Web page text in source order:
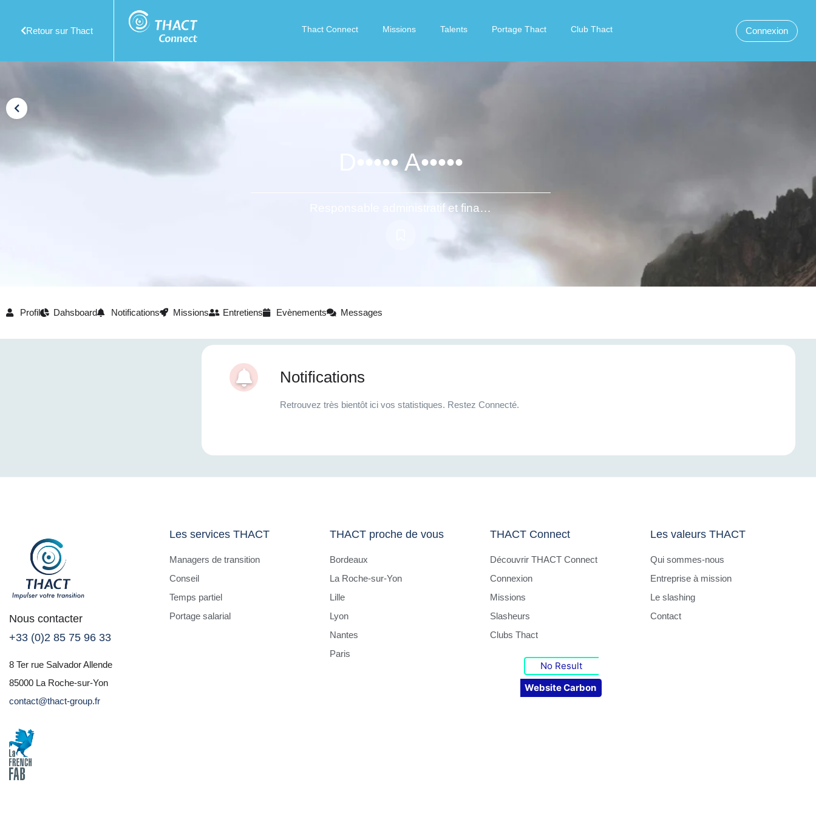
Retour sur Thact Thact Connect Missions Talents Portage Thact Club Thact Connexion
D••••• A•••••
Responsable administratif et financier / Responsable des fonctions supports
Profil Dahsboard Notifications Missions Entretiens Evènements Messages
Notifications
Retrouvez très bientôt ici vos statistiques. Restez Connecté.
Nous contacter
+33 (0)2 85 75 96 33
8 Ter rue Salvador Allende
85000 La Roche-sur-Yon
contact@thact-group.fr
Les services THACT
Managers de transition
Conseil
Temps partiel
Portage salarial
THACT proche de vous
Bordeaux
La Roche-sur-Yon
Lille
Lyon
Nantes
Paris
THACT Connect
Découvrir THACT Connect
Connexion
Missions
Slasheurs
Clubs Thact
No Result
Website Carbon
Les valeurs THACT
Qui sommes-nous
Entreprise à mission
Le slashing
Contact